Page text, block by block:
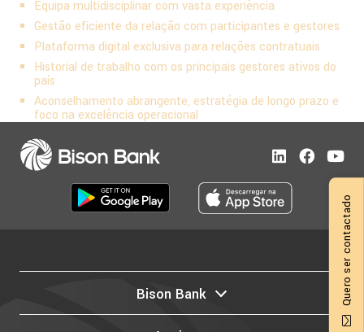
Equipa multidisciplinar com vasta experiência
Gestão eficiente da relação com participantes e gestores
Plataforma digital exclusiva para relações contratuais
Historial de trabalho com os principais gestores ativos do
país
Aconselhamento abrangente, estratégia de longo prazo e
foco na excelência operacional
Bison Bank Quero ser contactado